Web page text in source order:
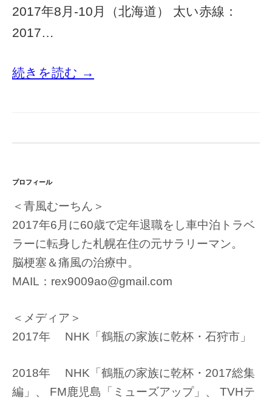
2017年8月-10月（北海道） 太い赤線：
2017…
続きを読む →
プロフィール
＜青風むーちん＞
2017年6月に60歳で定年退職をし車中泊トラベ
ラーに転身した札幌在住の元サラリーマン。
脳梗塞＆痛風の治療中。
MAIL：rex9009ao@gmail.com
＜メディア＞
2017年 NHK「鶴瓶の家族に乾杯・石狩市」
2018年 NHK「鶴瓶の家族に乾杯・2017総集
編」、 FM鹿児島「ミューズアップ」、 TVHテ